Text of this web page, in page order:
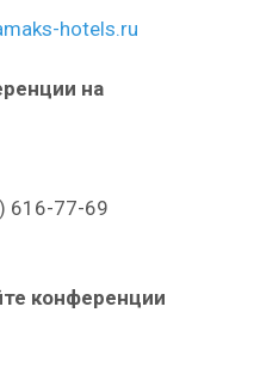
hotels.ru
на
616-77-69
конференции